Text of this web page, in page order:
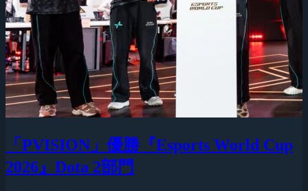
「PVISION」優勝『Esports World Cup
2026』Dota 2部門